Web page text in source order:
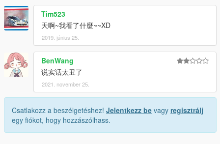
Tim523
天啊~我看了什麼~~XD
2019. június 25.
BenWang
说实话太丑了
2021. november 25.
Csatlakozz a beszélgetéshez! Jelentkezz be vagy regisztrálj
egy fiókot, hogy hozzászólhass.